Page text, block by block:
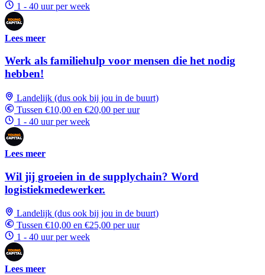
1 - 40 uur per week
Lees meer
Werk als familiehulp voor mensen die het nodig
hebben!
Landelijk (dus ook bij jou in de buurt)
Tussen €10,00 en €20,00 per uur
1 - 40 uur per week
Lees meer
Wil jij groeien in de supplychain? Word
logistiekmedewerker.
Landelijk (dus ook bij jou in de buurt)
Tussen €10,00 en €25,00 per uur
1 - 40 uur per week
Lees meer